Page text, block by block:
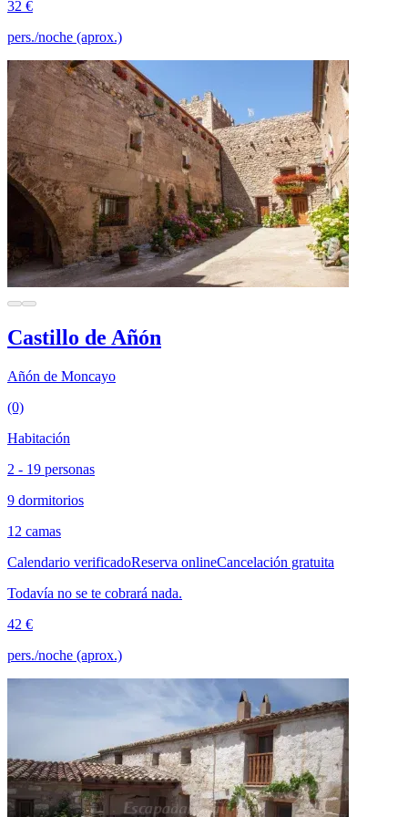
32 €
pers./noche (aprox.)
Castillo de Añón
Añón de Moncayo
(0)
Habitación
2 - 19 personas
9 dormitorios
12 camas
Calendario verificadoReserva onlineCancelación gratuita
Todavía no se te cobrará nada.
42 €
pers./noche (aprox.)